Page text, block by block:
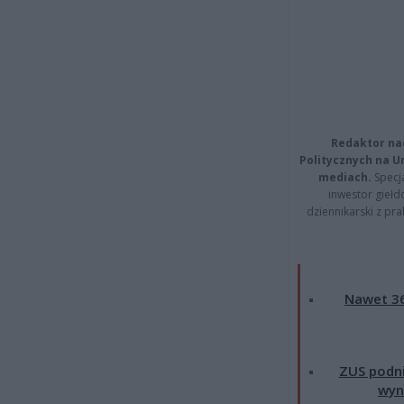
Redaktor
Politycznych na
mediach.
inwestor
dziennikarski z
Nawet
ZUS